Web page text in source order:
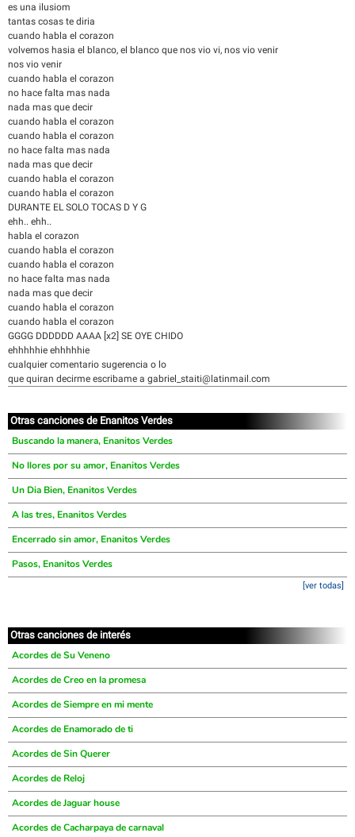
es una ilusiom
tantas cosas te diria
cuando habla el corazon
volvemos hasia el blanco, el blanco que nos vio vi, nos vio venir
nos vio venir
cuando habla el corazon
no hace falta mas nada
nada mas que decir
cuando habla el corazon
cuando habla el corazon
no hace falta mas nada
nada mas que decir
cuando habla el corazon
cuando habla el corazon
DURANTE EL SOLO TOCAS D Y G
ehh.. ehh..
habla el corazon
cuando habla el corazon
cuando habla el corazon
no hace falta mas nada
nada mas que decir
cuando habla el corazon
cuando habla el corazon
GGGG DDDDDD AAAA [x2] SE OYE CHIDO
ehhhhhie ehhhhhie
cualquier comentario sugerencia o lo
que quiran decirme escribame a gabriel_staiti@latinmail.com
Otras canciones de Enanitos Verdes
Buscando la manera, Enanitos Verdes
No llores por su amor, Enanitos Verdes
Un Dia Bien, Enanitos Verdes
A las tres, Enanitos Verdes
Encerrado sin amor, Enanitos Verdes
Pasos, Enanitos Verdes
[ver todas]
Otras canciones de interés
Acordes de Su Veneno
Acordes de Creo en la promesa
Acordes de Siempre en mi mente
Acordes de Enamorado de ti
Acordes de Sin Querer
Acordes de Reloj
Acordes de Jaguar house
Acordes de Cacharpaya de carnaval